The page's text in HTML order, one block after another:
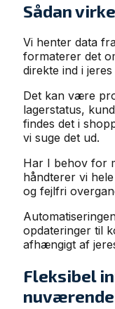
Sådan
Vi henter data
formaterer det
direkte ind i
Det kan være
lagerstatus,
findes det i
vi suge det ud.
Har I behov for
håndterer vi
og fejlfri
opdateringer til
afhængigt af
Fleksibel